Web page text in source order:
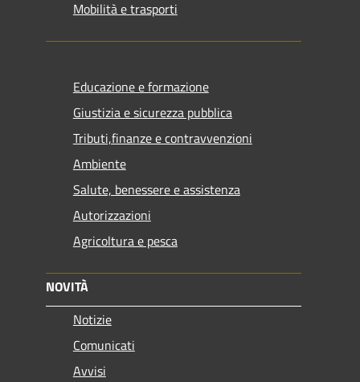
Mobilità e trasporti
Educazione e formazione
Giustizia e sicurezza pubblica
Tributi,finanze e contravvenzioni
Ambiente
Salute, benessere e assistenza
Autorizzazioni
Agricoltura e pesca
NOVITÀ
Notizie
Comunicati
Avvisi